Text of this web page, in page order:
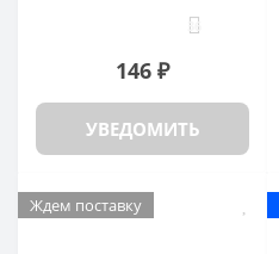
36
146 ₽
УВЕДОМИТЬ
Ждем поставку